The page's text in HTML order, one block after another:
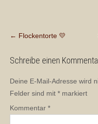
Post
← Flockentorte 💛
Schreibe einen
Deine E-Mail-Adresse wird
Felder sind mit * markiert
Kommentar *